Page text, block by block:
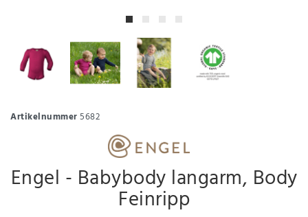
Artikelnummer5682
Engel - Babybody langarm, Body
Feinripp